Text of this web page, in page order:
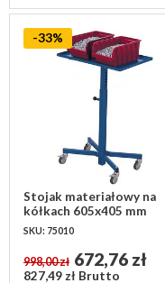
-33%
Stojak materiałowy na
kółkach 605x405 mm
SKU: 75010
998,00 zł 672,76 zł
827,49 zł Brutto